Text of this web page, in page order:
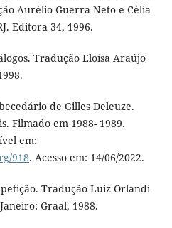
Aurélio Guerra Neto e Célia
Editora 34, 1996.
Tradução Eloísa Araújo
de Gilles Deleuze.
Filmado em 1988- 1989.
em:
918. Acesso em: 14/06/2022.
Tradução Luiz Orlandi
Graal, 1988.